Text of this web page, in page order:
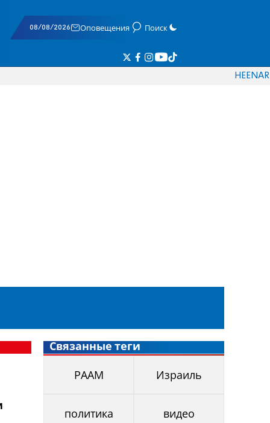
08/08/2026 Оповещения Поиск
HEENAR
Связанные теги
РААМ Израиль
политика видео